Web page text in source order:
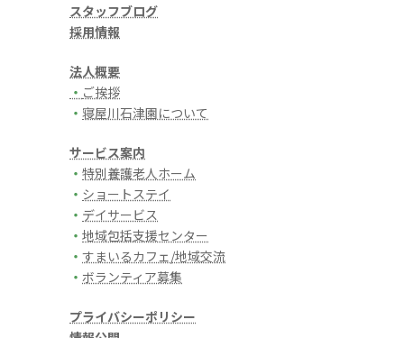
スタッフブログ
採用情報
法人概要
・ ご挨拶
・ 寝屋川石津園について
サービス案内
・ 特別養護老人ホーム
・ ショートステイ
・ デイサービス
・ 地域包括支援センター
・ すまいるカフェ/地域交流
・ ボランティア募集
プライバシーポリシー